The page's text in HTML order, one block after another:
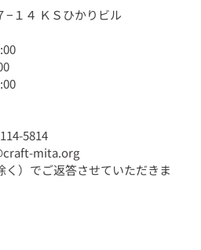
−１４ ＫＳひかりビル
5814
mita.org
）でご返答させていただきま